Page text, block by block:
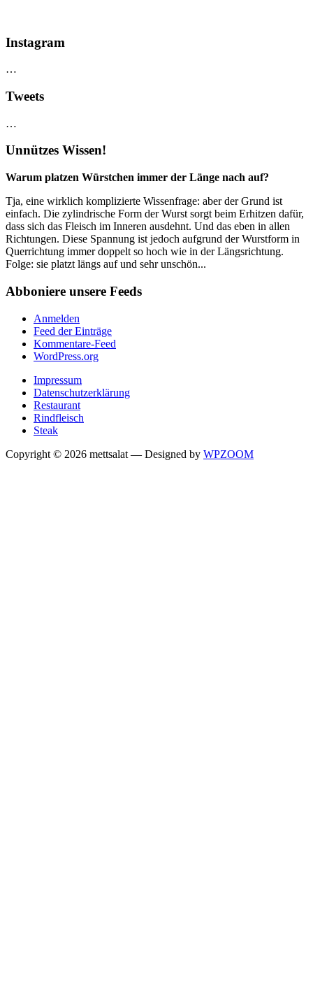
Instagram
…
Tweets
…
Unnützes Wissen!
Warum platzen Würstchen immer der Länge nach auf?
Tja, eine wirklich komplizierte Wissenfrage: aber der Grund ist
einfach. Die zylindrische Form der Wurst sorgt beim Erhitzen dafür,
dass sich das Fleisch im Inneren ausdehnt. Und das eben in allen
Richtungen. Diese Spannung ist jedoch aufgrund der Wurstform in
Querrichtung immer doppelt so hoch wie in der Längsrichtung.
Folge: sie platzt längs auf und sehr unschön...
Abboniere unsere Feeds
Anmelden
Feed der Einträge
Kommentare-Feed
WordPress.org
Impressum
Datenschutzerklärung
Restaurant
Rindfleisch
Steak
Copyright © 2026 mettsalat — Designed by WPZOOM